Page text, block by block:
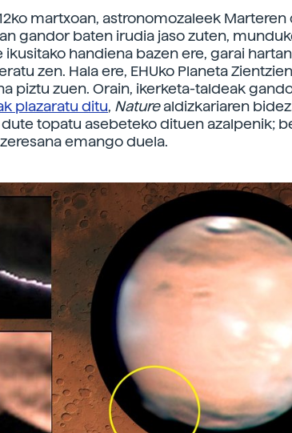
martxoan, astronomozaleek Marteren
gandor baten irudia jaso zuten,
ikusitako handiena bazen ere, garai
zen. Hala ere, EHUko Planeta
piztu zuen. Orain, ikerketa-taldeak
plazaratu ditu, Naturealdizkariaren
topatu asebeteko dituen azalpenik;
emango duela.